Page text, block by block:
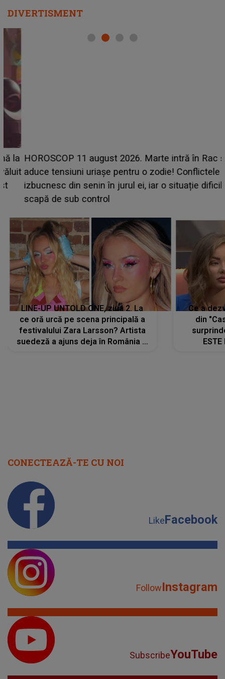
DIVERTISMENT
HOROSCOP 11 august 2026. Marte intră în Rac și
aduce tensiuni uriașe pentru o zodie! Conflictele
izbucnesc din senin în jurul ei, iar o situație dificilă
scapă de sub control
LINE-UP UNTOLD ONE, ziua 2. La
ce oră urcă pe scena principală a
festivalului Zara Larsson? Artista
suedeză a ajuns deja în România și
Ce a
din
CONECTEAZĂ-TE CU NOI
LikeFacebook
FollowInstagram
SubscribeYouTube